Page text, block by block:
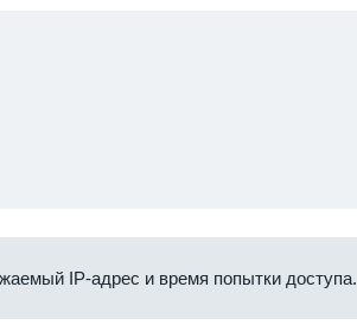
IP-адрес и время попытки доступа.